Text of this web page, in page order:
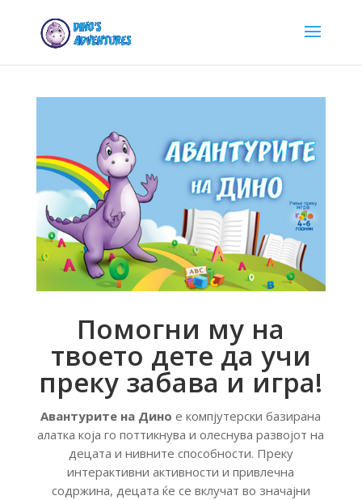
Помогни му на
твоето дете да учи
преку забава и игра!
Авантурите на Дино е компјутерски базирана
алатка која го поттикнува и олеснува развојот на
децата и нивните способности. Преку
интерактивни активности и привлечна
содржина, децата ќе се вклучат во значајни